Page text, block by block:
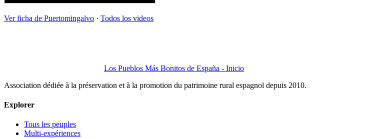
Ver ficha de Puertomingalvo · Todos los videos
Los Pueblos Más Bonitos de España - Inicio
Association dédiée à la préservation et à la promotion du patrimoine rural espagnol depuis 2010.
Explorer
Tous les peuples
Multi-expériences